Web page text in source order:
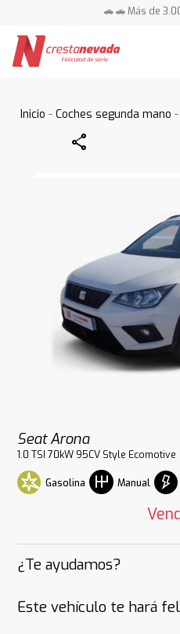
🚗 🚗 Más de
Inicio -Coches segunda mano
Share
Seat Arona
1.0 TSI 70kW 95CV Style Ecomotive
Gasolina Manual
¿Te ayudamos?
Este vehículo te hará